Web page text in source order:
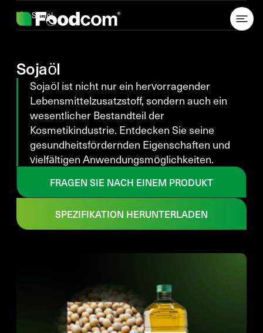
Sojaöl
Sojaöl
Sojaöl ist nicht nur ein hervorragender
Lebensmittelzusatzstoff, sondern auch ein
wesentlicher Bestandteil der
Kosmetikindustrie. Entdecken Sie seine
gesundheitsfördernden Eigenschaften und
vielfältigen Anwendungsmöglichkeiten.
FRAGEN SIE NACH EINEM PRODUKT
SPEZIFIKATION HERUNTERLADEN